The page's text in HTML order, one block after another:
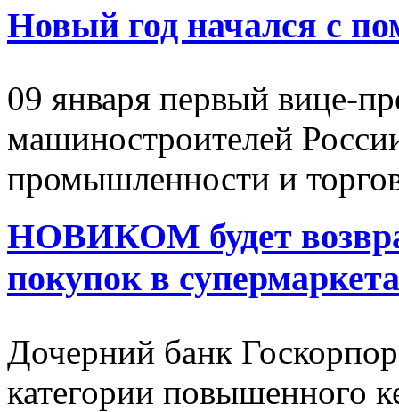
Новый год начался с
09 января первый вице-
машиностроителей
промышленности и
НОВИКОМ будет
покупок в
Дочерний банк
категории повышенного